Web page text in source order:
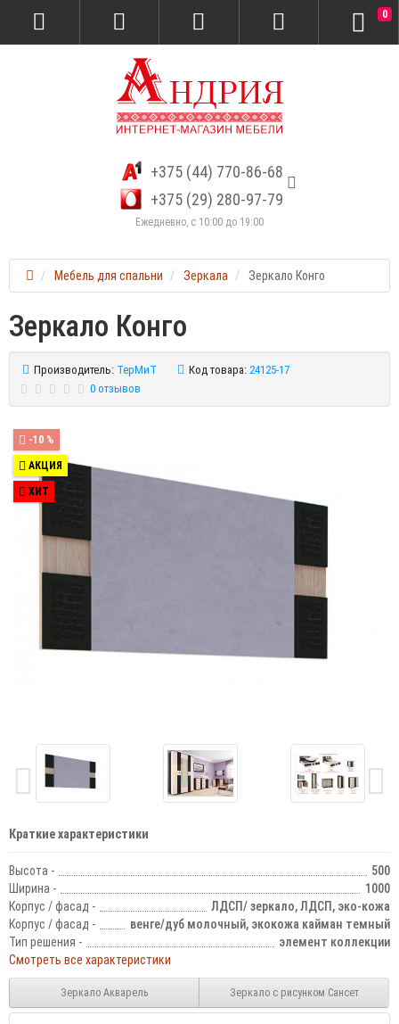
+375 (44) 770-86-68
+375 (29) 280-97-79
Ежедневно, с 10:00 до 19:00
0
Мебель для спальни Зеркала Зеркало Конго
Зеркало Конго
Производитель: ТерМиТ Код товара: 24125-17
0 отзывов
-10 %
АКЦИЯ
ХИТ
Краткие характеристики
Высота -
500
Ширина -
1000
Корпус / фасад -
ЛДСП/ зеркало, ЛДСП, эко-кожа
Корпус / фасад -
венге/дуб молочный, экокожа кайман темный
Тип решения -
элемент коллекции
Смотреть все характеристики
Зеркало Акварель Зеркало с рисунком Сансет